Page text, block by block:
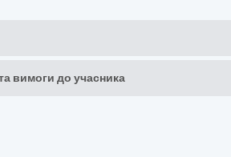
та вимоги до учасника